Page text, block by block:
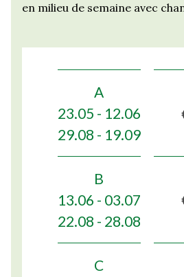
en milieu de semaine avec
A
23.05 - 12.06
29.08 - 19.09
B
13.06 - 03.07
22.08 - 28.08
C